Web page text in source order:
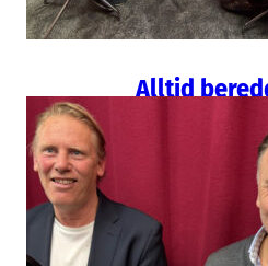
Alltid
Podd
Mats
I det nya
Lejonkulan möter
Lind för ett